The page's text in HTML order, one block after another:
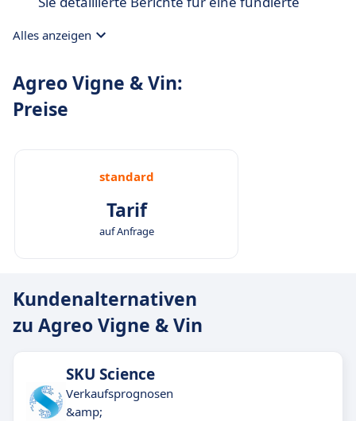
Alles anzeigen
Agreo Vigne & Vin:
Preise
standard
Tarif
auf Anfrage
Kundenalternativen
zu Agreo Vigne & Vin
SKU Science
Verkaufsprognosen
&amp;